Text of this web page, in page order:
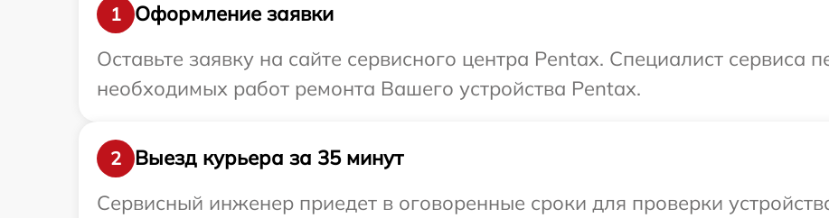
1
Оформление заявки
Оставьте заявку на сайте сервисного центра Pentax. Специалист сервиса
необходимых работ ремонта Вашего устройства Pentax.
2
Выезд курьера за 35 минут
Сервисный инженер приедет в оговоренные сроки для проверки